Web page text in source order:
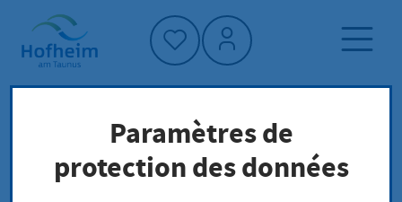
Accueil"
Page d'accueil
Trouver un service
Préoccupations locales
Paramètres de
protection des données